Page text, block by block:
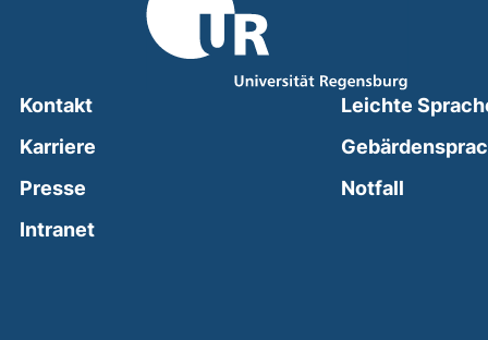
Kontakt
Karriere
Presse
Intranet(external link, opens in a new window)
Leichte
Notfall